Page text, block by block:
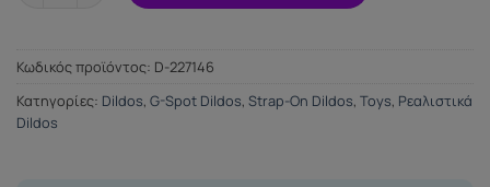
Κωδικός προϊόντος: D-227146
Κατηγορίες: Dildos, G-Spot Dildos, Strap-Οn Dildos, Toys, Ρεαλιστικά
Dildos